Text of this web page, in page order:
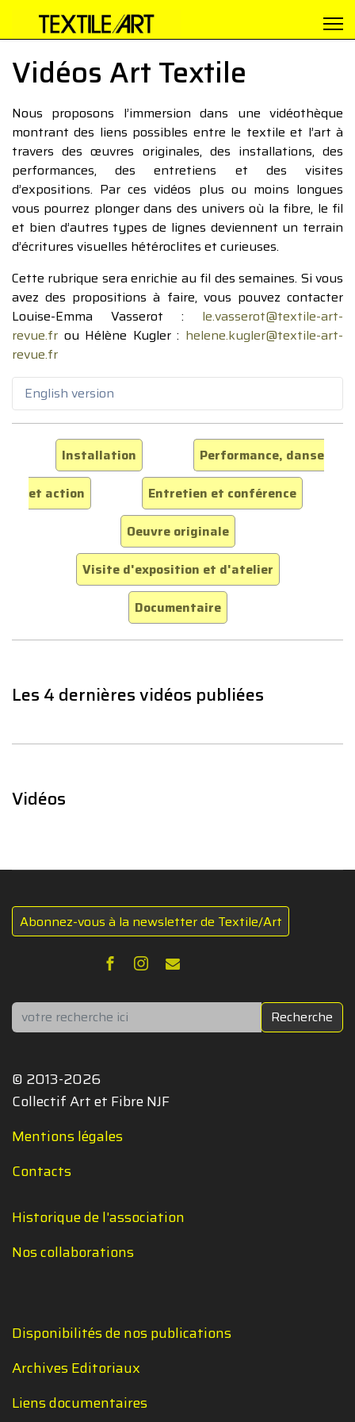
Vidéos Art Textile
Nous proposons l’immersion dans une vidéothèque
montrant des liens possibles entre le textile et l’art à
travers des œuvres originales, des installations, des
performances, des entretiens et des visites
d’expositions. Par ces vidéos plus ou moins longues
vous pourrez plonger dans des univers où la fibre, le fil
et bien d’autres types de lignes deviennent un terrain
d’écritures visuelles hétéroclites et curieuses.
Cette rubrique sera enrichie au fil des semaines. Si vous
avez des propositions à faire, vous pouvez contacter
Louise-Emma Vasserot : le.vasserot@textile-art-
revue.fr ou Hélène Kugler : helene.kugler@textile-art-
revue.fr
English version
Installation
Performance, danse
et action
Entretien et conférence
Oeuvre originale
Visite d'exposition et d'atelier
Documentaire
Les 4 dernières vidéos publiées
Vidéos
Abonnez-vous à la newsletter de Textile/Art
Rechercher Recherche
© 2013-2026
Collectif Art et Fibre NJF
Mentions légales
Contacts
Historique de l'association
Nos collaborations
Disponibilités de nos publications
Archives Editoriaux
Liens documentaires